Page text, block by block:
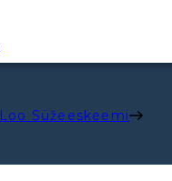
Loo Süžeeskeemi